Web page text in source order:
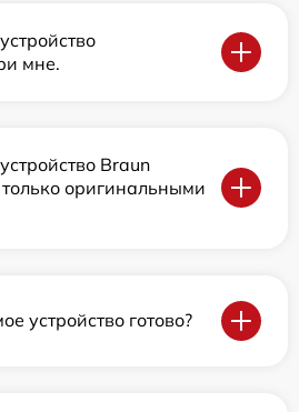
мне.
Braun
оригинальными
устройство готово?